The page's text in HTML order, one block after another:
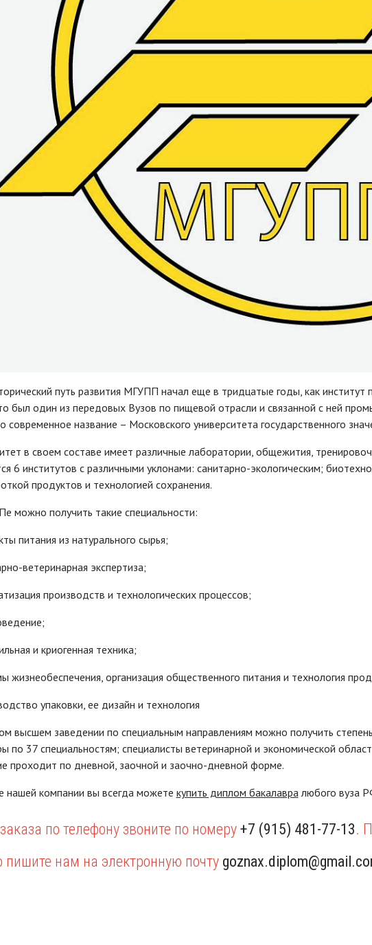
путь развития МГУПП начал еще в тридцатые годы, как институт
был один из передовых Вузов по пищевой отрасли и связанной с ней
современное название – Московского университета государственного
в своем составе имеет различные лаборатории, общежития,
6 институтов с различными уклонами: санитарно-экологическим;
продуктов и технологией сохранения.
можно получить такие специальности:
питания из натурального сырья;
ветеринарная экспертиза;
производств и технологических процессов;
и криогенная техника;
жизнеобеспечения, организация общественного питания и технология
упаковки, ее дизайн и технология
высшем заведении по специальным направлениям можно получить
по 37 специальностям; специалисты ветеринарной и экономической
проходит по дневной, заочной и заочно-дневной форме.
нашей компании вы всегда можете купить диплом бакалавра любого вуза
по телефону звоните по номеру+7 (915) 481-77-13.
пишите нам на электронную почту